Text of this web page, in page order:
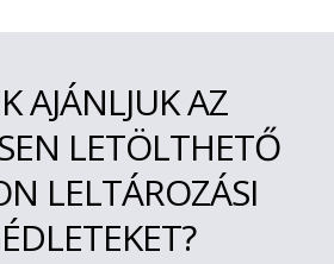
AJÁNLJUK AZ
LETÖLTHETŐ
LELTÁROZÁSI